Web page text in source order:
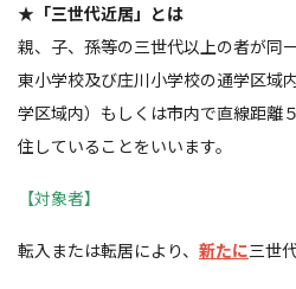
★「三世代近居」とは
親、子、孫等の三世代以上の者が同
東小学校及び庄川小学校の通学区域
学区域内）もしくは市内で直線距離
住していることをいいます。
【対象者】
転入または転居により、 新たに三世